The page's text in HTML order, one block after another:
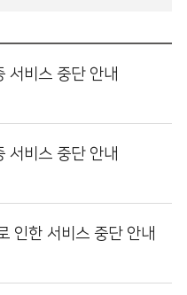
서비스 중단 안내
서비스 중단 안내
인한 서비스 중단 안내